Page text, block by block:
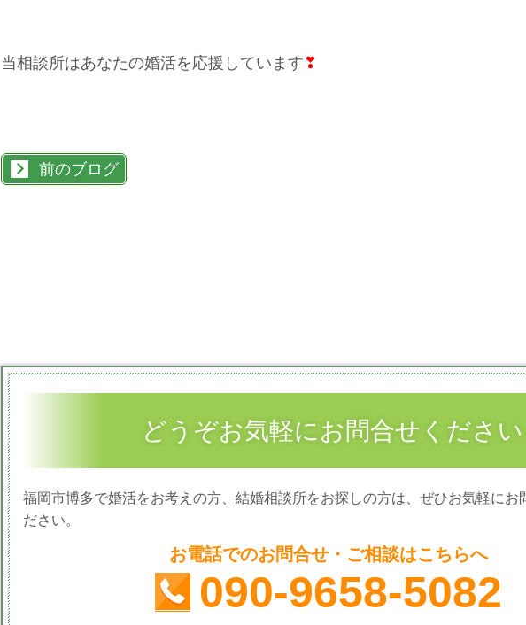
当相談所はあなたの婚活を応援しています ❣
前のブログ
どうぞお気軽にお問合せください
福岡市博多で婚活をお考えの方、結婚相談所をお探しの方は、ぜひお気軽にお
ださい。
お電話でのお問合せ・ご相談はこちらへ
090-9658-5082